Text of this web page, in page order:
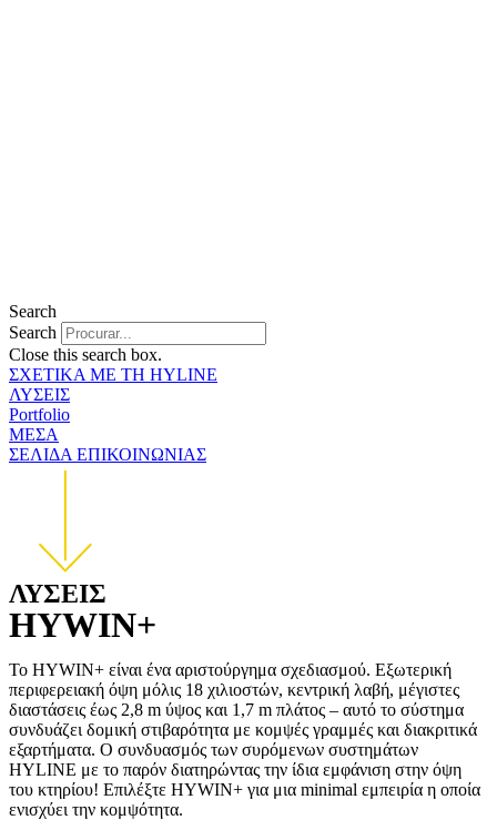
Search
Search
Close this search box.
ΣΧΕΤΙΚΑ ΜΕ ΤΗ HYLINE
ΛΥΣΕΙΣ
Portfolio
ΜΕΣΑ
ΣΕΛΙΔΑ ΕΠΙΚΟΙΝΩΝΙΑΣ
ΛΥΣΕΙΣ
HYWIN+
Το HYWIN+ είναι ένα αριστούργημα σχεδιασμού. Εξωτερική
περιφερειακή όψη μόλις 18 χιλιοστών, κεντρική λαβή, μέγιστες
διαστάσεις έως 2,8 m ύψος και 1,7 m πλάτος – αυτό το σύστημα
συνδυάζει δομική στιβαρότητα με κομψές γραμμές και διακριτικά
εξαρτήματα. Ο συνδυασμός των συρόμενων συστημάτων
HYLINE με το παρόν διατηρώντας την ίδια εμφάνιση στην όψη
του κτηρίου! Επιλέξτε HYWIN+ για μια minimal εμπειρία η οποία
ενισχύει την κομψότητα.